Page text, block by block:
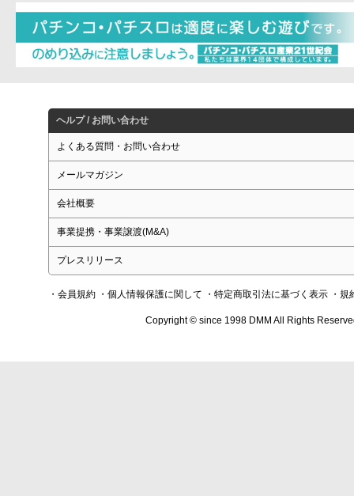
ヘルプ / お問い合わせ
よくある質問・お問い合わせ
メールマガジン
会社概要
事業提携・事業譲渡(M&A)
プレスリリース
・会員規約 ・個人情報保護に関して ・特定商取引法に基づく表示 ・規
Copyright © since 1998 DMM All Rights